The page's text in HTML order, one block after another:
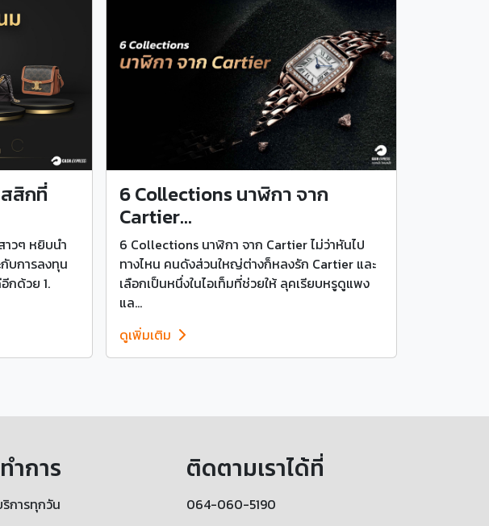
สสิกที่
าวๆ หยิบนำ
บการลงทุน
กด้วย 1.
6 Collections นาฬิกา จาก
Cartier...
6 Collections นาฬิกา จาก Cartier ไม่ว่าหันไป
ทางไหน คนดังส่วนใหญ่ต่างก็หลงรัก Cartier และ
เลือกเป็นหนึ่งในไอเท็มที่ช่วยให้ ลุคเรียบหรูดูแพง
แล...
ดูเพิ่มเติม
ำการ
การทุกวัน
ติดตามเราได้ที่
064-060-5190